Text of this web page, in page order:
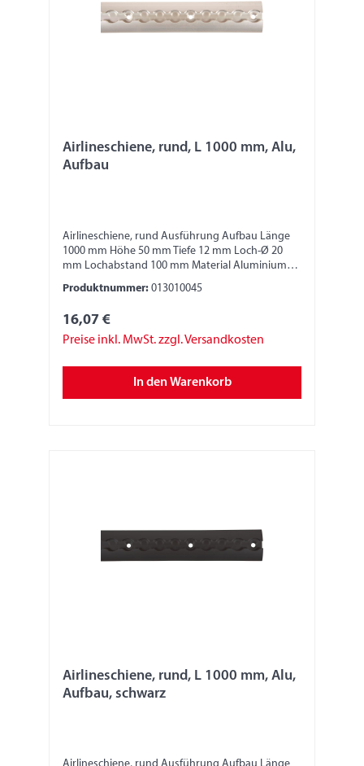
Airlineschiene, rund, L 1000 mm, Alu,
Aufbau
Airlineschiene, rund Ausführung Aufbau Länge
1000 mm Höhe 50 mm Tiefe 12 mm Loch-Ø 20
mm Lochabstand 100 mm Material Aluminium
der Zurrschiene ist abhängig von der
ist der jeweilige Monteur/Fahrzeugbauer. Nur
geeignete Anschlagmittel, Sperrbalken oder
horizontalen Umreifung verwenden, nicht im
Direktzug und nicht zum Niederzurren oder
Schrägzurren. Der Monteur/Fahrzeugbauer muss
Produktnummer: 013010045
16,07 €
Preise inkl. MwSt. zzgl. Versandkosten
In den Warenkorb
Airlineschiene, rund, L 1000 mm, Alu,
Aufbau, schwarz